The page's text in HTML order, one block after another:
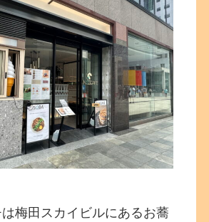
梅田スカイビルにあるお蕎